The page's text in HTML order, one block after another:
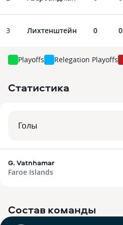
3 Лихтенштейн 0 0
Playoffs Relegation Playoffs
Статистика
G. Vatnhamar
Faroe Islands
Состав команды